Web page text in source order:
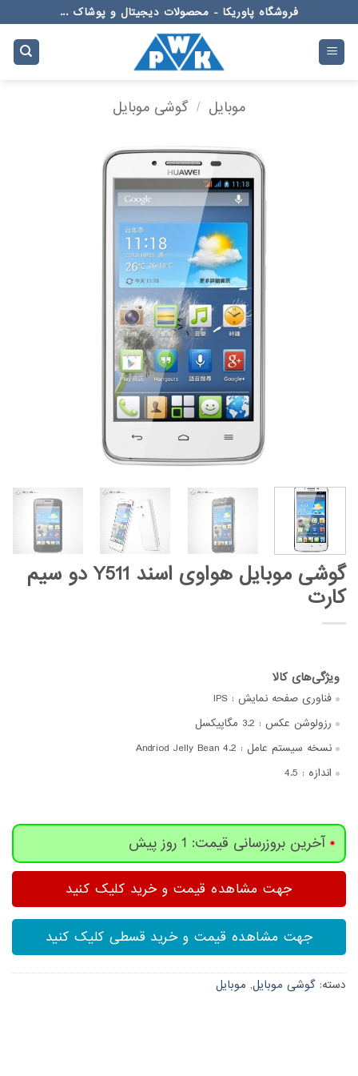
to
content
فروشگاه پاوریکا - محصولات دیجیتال و پوشاک ...
موبایل / گوشی موبایل
گوشی موبایل هواوی اسند Y511 دو سیم
کارت
فناوری صفحه‌ نمایش : IPS
رزولوشن عکس : 3.2 مگاپیکسل
نسخه سیستم عامل : Andriod Jelly Bean 4.2
اندازه : 4.5
آخرین بروزرسانی قیمت: 1 روز پیش
جهت مشاهده قیمت و خرید کلیک کنید
جهت مشاهده قیمت و خرید قسطی کلیک کنید
دسته: گوشی موبایل, موبایل